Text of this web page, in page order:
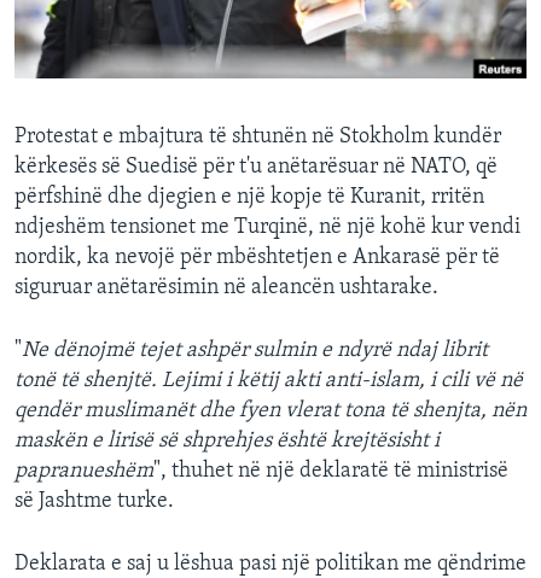
INTERVISTA
DITARI
Protestat e mbajtura të shtunën në Stokholm kundër
kërkesës së Suedisë për t'u anëtarësuar në NATO, që
përfshinë dhe djegien e një kopje të Kuranit, rritën
ndjeshëm tensionet me Turqinë, në një kohë kur vendi
nordik, ka nevojë për mbështetjen e Ankarasë për të
siguruar anëtarësimin në aleancën ushtarake.
"Ne dënojmë tejet ashpër sulmin e ndyrë ndaj librit
tonë të shenjtë. Lejimi i këtij akti anti-islam, i cili vë në
qendër muslimanët dhe fyen vlerat tona të shenjta, nën
maskën e lirisë së shprehjes është krejtësisht i
papranueshëm", thuhet në një deklaratë të ministrisë
së Jashtme turke.
Deklarata e saj u lëshua pasi një politikan me qëndrime